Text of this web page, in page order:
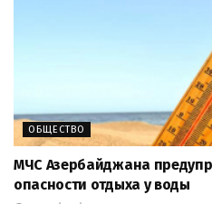
ОБЩЕСТВО
МЧС Азербайджана
опасности отдыха у воды